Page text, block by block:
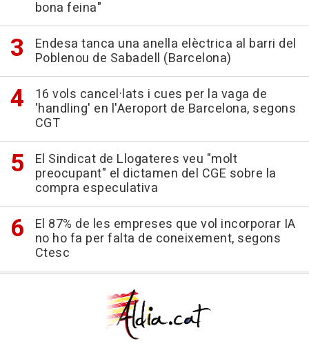
bona feina"
Endesa tanca una anella elèctrica al barri del
Poblenou de Sabadell (Barcelona)
16 vols cancel·lats i cues per la vaga de
'handling' en l'Aeroport de Barcelona, segons
CGT
El Sindicat de Llogateres veu "molt
preocupant" el dictamen del CGE sobre la
compra especulativa
El 87% de les empreses que vol incorporar IA
no ho fa per falta de coneixement, segons
Ctesc